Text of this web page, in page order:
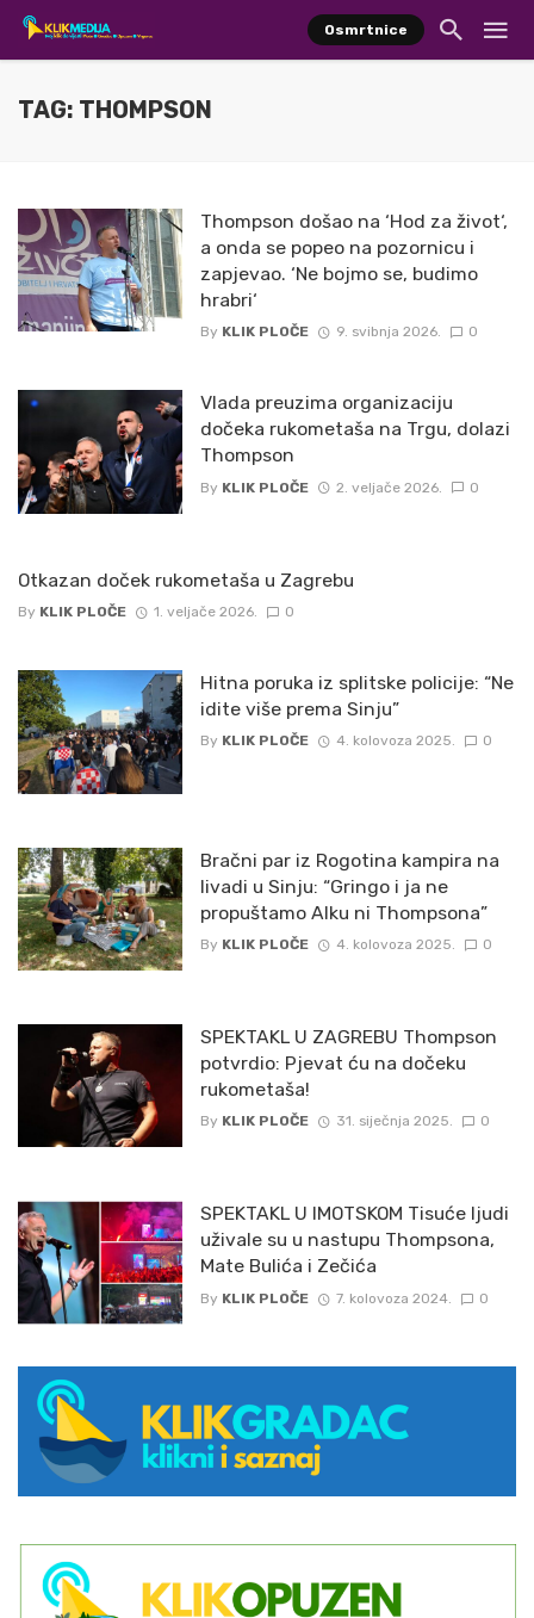
Osmrtnice
TAG: THOMPSON
Thompson došao na ‘Hod za život‘,
a onda se popeo na pozornicu i
zapjevao. ‘Ne bojmo se, budimo
hrabri‘
By KLIK PLOČE 9. svibnja 2026. 0
Vlada preuzima organizaciju
dočeka rukometaša na Trgu, dolazi
Thompson
By KLIK PLOČE 2. veljače 2026. 0
Otkazan doček rukometaša u Zagrebu
By KLIK PLOČE 1. veljače 2026. 0
Hitna poruka iz splitske policije: “Ne
idite više prema Sinju”
By KLIK PLOČE 4. kolovoza 2025. 0
Bračni par iz Rogotina kampira na
livadi u Sinju: “Gringo i ja ne
propuštamo Alku ni Thompsona”
By KLIK PLOČE 4. kolovoza 2025. 0
SPEKTAKL U ZAGREBU Thompson
potvrdio: Pjevat ću na dočeku
rukometaša!
By KLIK PLOČE 31. siječnja 2025. 0
SPEKTAKL U IMOTSKOM Tisuće ljudi
uživale su u nastupu Thompsona,
Mate Bulića i Zečića
By KLIK PLOČE 7. kolovoza 2024. 0